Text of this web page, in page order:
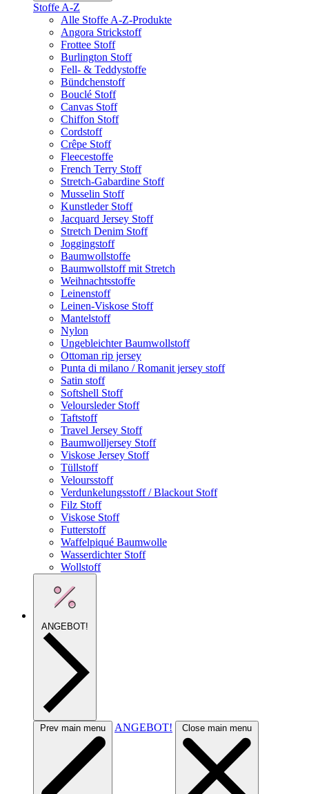
Stoffe A-Z
Alle Stoffe A-Z-Produkte
Angora Strickstoff
Frottee Stoff
Burlington Stoff
Fell- & Teddystoffe
Bündchenstoff
Bouclé Stoff
Canvas Stoff
Chiffon Stoff
Cordstoff
Crêpe Stoff
Fleecestoffe
French Terry Stoff
Stretch-Gabardine Stoff
Musselin Stoff
Kunstleder Stoff
Jacquard Jersey Stoff
Stretch Denim Stoff
Joggingstoff
Baumwollstoffe
Baumwollstoff mit Stretch
Weihnachtsstoffe
Leinenstoff
Leinen-Viskose Stoff
Mantelstoff
Nylon
Ungebleichter Baumwollstoff
Ottoman rip jersey
Punta di milano / Romanit jersey stoff
Satin stoff
Softshell Stoff
Veloursleder Stoff
Taftstoff
Travel Jersey Stoff
Baumwolljersey Stoff
Viskose Jersey Stoff
Tüllstoff
Veloursstoff
Verdunkelungsstoff / Blackout Stoff
Filz Stoff
Viskose Stoff
Futterstoff
Waffelpiqué Baumwolle
Wasserdichter Stoff
Wollstoff
ANGEBOT!
Prev main menu ANGEBOT! Close main menu